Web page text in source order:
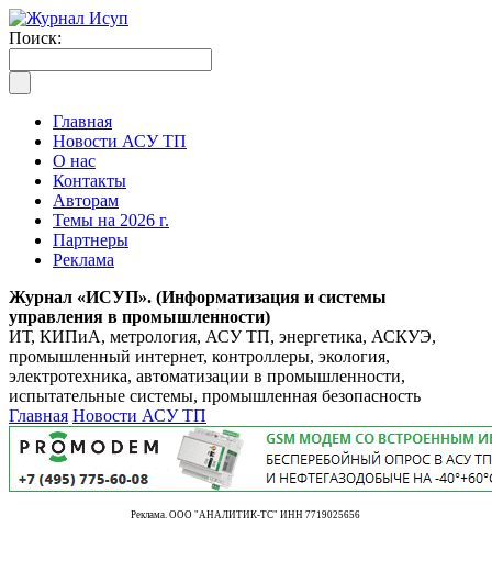
Поиск:
Главная
Новости АСУ ТП
О нас
Контакты
Авторам
Темы на 2026 г.
Партнеры
Реклама
Журнал «ИСУП». (Информатизация и системы
управления в промышленности)
ИТ, КИПиА, метрология, АСУ ТП, энергетика, АСКУЭ,
промышленный интернет, контроллеры, экология,
электротехника, автоматизации в промышленности,
испытательные системы, промышленная безопасность
Главная Новости АСУ ТП
Реклама. ООО "АНАЛИТИК-ТС" ИНН 7719025656